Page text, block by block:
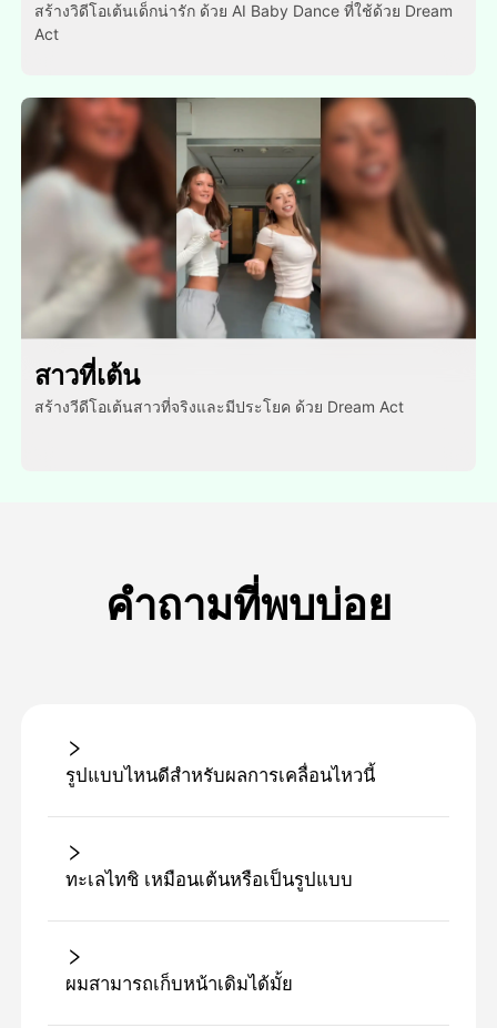
สร้างวิดีโอเต้นเด็กน่ารัก ด้วย AI Baby Dance ที่ใช้ด้วย Dream
Act
สาวที่เต้น
สร้างวีดีโอเต้นสาวที่จริงและมีประโยค ด้วย Dream Act
คำถามที่พบบ่อย
รูปแบบไหนดีสําหรับผลการเคลื่อนไหวนี้
ทะเลไทชิ เหมือนเต้นหรือเป็นรูปแบบ
ผมสามารถเก็บหน้าเดิมได้มั้ย